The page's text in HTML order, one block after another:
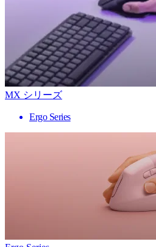
MX シリーズ
Ergo Series